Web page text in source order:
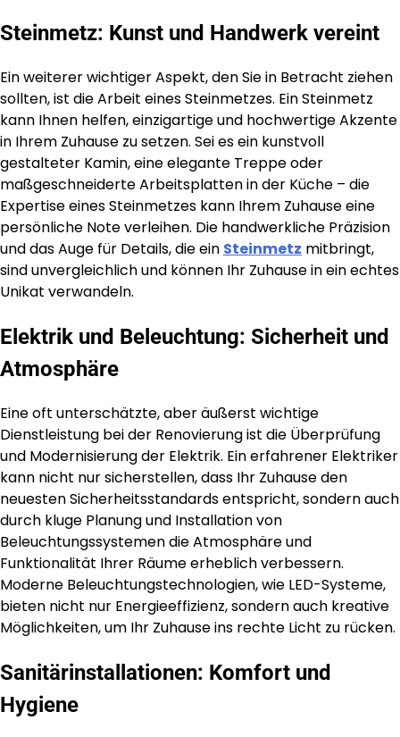
Steinmetz: Kunst und Handwerk vereint
Ein weiterer wichtiger Aspekt, den Sie in Betracht ziehen
sollten, ist die Arbeit eines Steinmetzes. Ein Steinmetz
kann Ihnen helfen, einzigartige und hochwertige Akzente
in Ihrem Zuhause zu setzen. Sei es ein kunstvoll
gestalteter Kamin, eine elegante Treppe oder
maßgeschneiderte Arbeitsplatten in der Küche – die
Expertise eines Steinmetzes kann Ihrem Zuhause eine
persönliche Note verleihen. Die handwerkliche Präzision
und das Auge für Details, die ein Steinmetz mitbringt,
sind unvergleichlich und können Ihr Zuhause in ein echtes
Unikat verwandeln.
Elektrik und Beleuchtung: Sicherheit und
Atmosphäre
Eine oft unterschätzte, aber äußerst wichtige
Dienstleistung bei der Renovierung ist die Überprüfung
und Modernisierung der Elektrik. Ein erfahrener Elektriker
kann nicht nur sicherstellen, dass Ihr Zuhause den
neuesten Sicherheitsstandards entspricht, sondern auch
durch kluge Planung und Installation von
Beleuchtungssystemen die Atmosphäre und
Funktionalität Ihrer Räume erheblich verbessern.
Moderne Beleuchtungstechnologien, wie LED-Systeme,
bieten nicht nur Energieeffizienz, sondern auch kreative
Möglichkeiten, um Ihr Zuhause ins rechte Licht zu rücken.
Sanitärinstallationen: Komfort und
Hygiene